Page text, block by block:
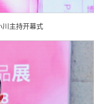
川主持开幕式